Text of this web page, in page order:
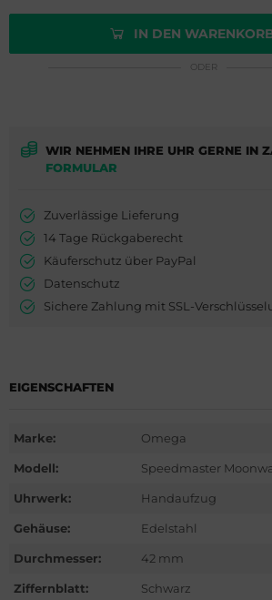
IN DEN
ODER
WIR NEHMEN IHRE UHR GERNE IN
FORMULAR
Zuverlässige Lieferung
14 Tage Rückgaberecht
Käuferschutz über PayPal
Datenschutz
Sichere Zahlung mit SSL-
EIGENSCHAFTEN
Marke: Omega
Modell: Speedmaster
Uhrwerk: Handaufzug
Gehäuse: Edelstahl
Durchmesser: 42 mm
Ziffernblatt: Schwarz
LeCoultre
Berlin
Lacroix
Heuer
Nardin